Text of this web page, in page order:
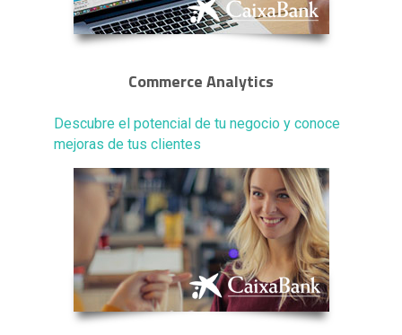
Commerce Analytics
Descubre el potencial de tu negocio y conoce
mejoras de tus clientes